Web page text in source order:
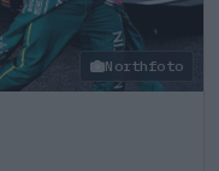
Northfoto